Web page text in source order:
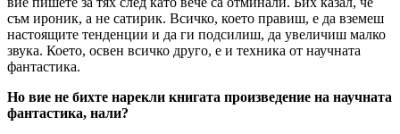
съм ироник, а не сатирик. Всичко, което правиш, е да вземеш
настоящите тенденции и да ги подсилиш, да увеличиш малко
звука. Което, освен всичко друго, е и техника от научната
фантастика.
Но вие не бихте нарекли книгата произведение на научната
фантастика, нали?